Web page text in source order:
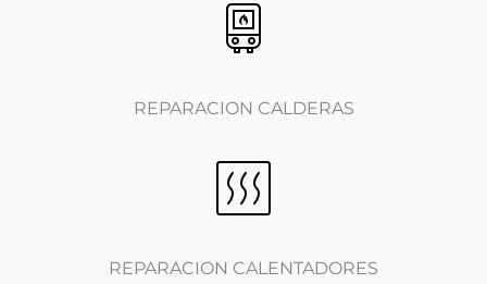
REPARACION CALDERAS
REPARACION CALENTADORES